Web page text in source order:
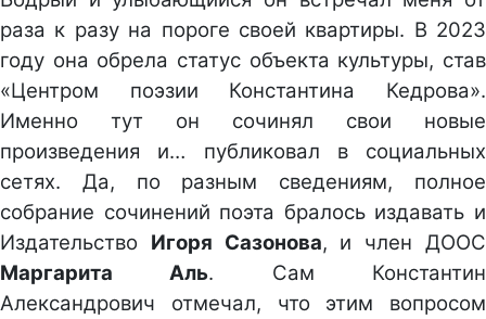
раза к разу на пороге своей квартиры. В 2023
году она обрела статус объекта культуры, став
«Центром поэзии Константина Кедрова».
Именно тут он сочинял свои новые
произведения и… публиковал в социальных
сетях. Да, по разным сведениям, полное
собрание сочинений поэта бралось издавать и
Издательство Игоря Сазонова, и член ДООС
Маргарита Аль. Сам Константин
Александрович отмечал, что этим вопросом